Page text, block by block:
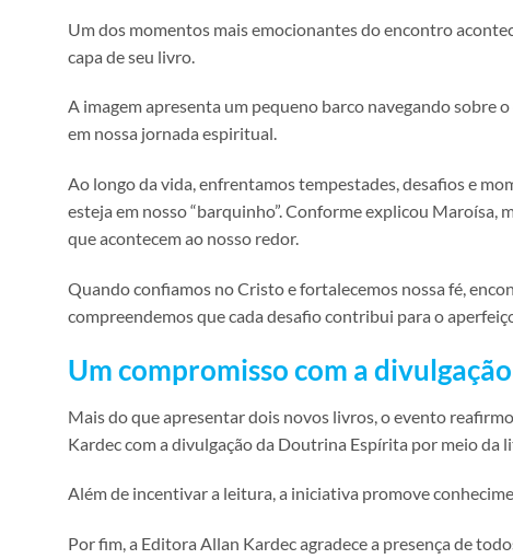
Um dos momentos mais emocionantes do encontro
capa de seu livro.
A imagem apresenta um pequeno barco navegando sobre
em nossa jornada espiritual.
Ao longo da vida, enfrentamos tempestades, desafios e
esteja em nosso “barquinho”. Conforme explicou Maroísa,
que acontecem ao nosso redor.
Quando confiamos no Cristo e fortalecemos nossa fé,
compreendemos que cada desafio contribui para o
Um compromisso com a
Mais do que apresentar dois novos livros, o evento
Kardec com a divulgação da Doutrina Espírita por meio da
Além de incentivar a leitura, a iniciativa promove
Por fim, a Editora Allan Kardec agradece a presença de